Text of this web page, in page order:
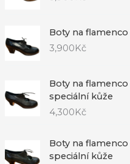
Boty na flamenco
3,900Kč
Boty na flamenco
speciální kůže
4,300Kč
Boty na flamenco
speciální kůže